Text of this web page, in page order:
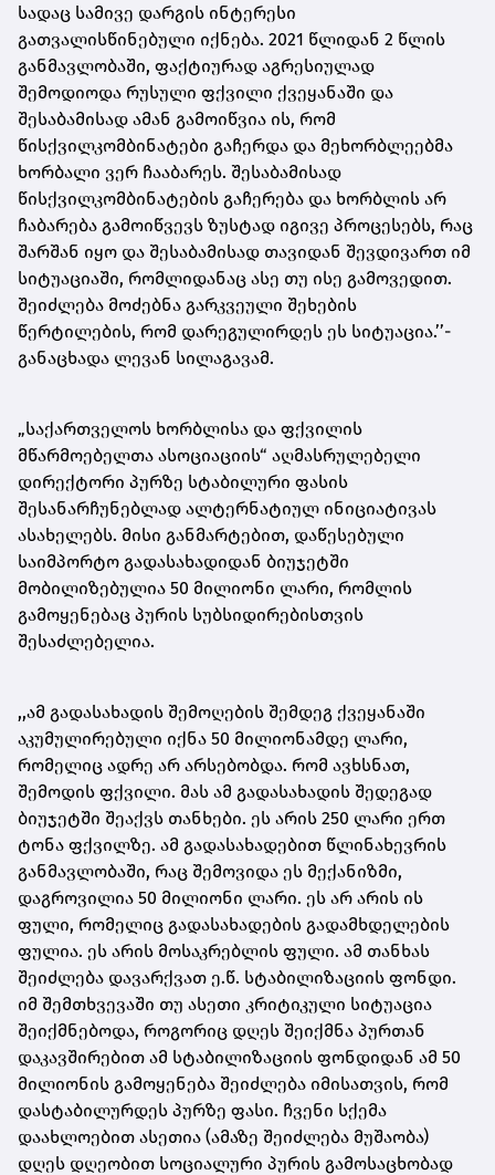
სადაც სამივე დარგის ინტერესი
გათვალისწინებული იქნება. 2021 წლიდან 2 წლის
განმავლობაში, ფაქტიურად აგრესიულად
შემოდიოდა რუსული ფქვილი ქვეყანაში და
შესაბამისად ამან გამოიწვია ის, რომ
წისქვილკომბინატები გაჩერდა და მეხორბლეებმა
ხორბალი ვერ ჩააბარეს. შესაბამისად
წისქვილკომბინატების გაჩერება და ხორბლის არ
ჩაბარება გამოიწვევს ზუსტად იგივე პროცესებს, რაც
შარშან იყო და შესაბამისად თავიდან შევდივართ იმ
სიტუაციაში, რომლიდანაც ასე თუ ისე გამოვედით.
შეიძლება მოძებნა გარკვეული შეხების
წერტილების, რომ დარეგულირდეს ეს სიტუაცია.’’-
განაცხადა ლევან სილაგავამ.
„საქართველოს ხორბლისა და ფქვილის
მწარმოებელთა ასოციაციის“ აღმასრულებელი
დირექტორი პურზე სტაბილური ფასის
შესანარჩუნებლად ალტერნატიულ ინიციატივას
ასახელებს. მისი განმარტებით, დაწესებული
საიმპორტო გადასახადიდან ბიუჯეტში
მობილიზებულია 50 მილიონი ლარი, რომლის
გამოყენებაც პურის სუბსიდირებისთვის
შესაძლებელია.
,,ამ გადასახადის შემოღების შემდეგ ქვეყანაში
აკუმულირებული იქნა 50 მილიონამდე ლარი,
რომელიც ადრე არ არსებობდა. რომ ავხსნათ,
შემოდის ფქვილი. მას ამ გადასახადის შედეგად
ბიუჯეტში შეაქვს თანხები. ეს არის 250 ლარი ერთ
ტონა ფქვილზე. ამ გადასახადებით წლინახევრის
განმავლობაში, რაც შემოვიდა ეს მექანიზმი,
დაგროვილია 50 მილიონი ლარი. ეს არ არის ის
ფული, რომელიც გადასახადების გადამხდელების
ფულია. ეს არის მოსაკრებლის ფული. ამ თანხას
შეიძლება დავარქვათ ე.წ. სტაბილიზაციის ფონდი.
იმ შემთხვევაში თუ ასეთი კრიტიკული სიტუაცია
შეიქმნებოდა, როგორიც დღეს შეიქმნა პურთან
დაკავშირებით ამ სტაბილიზაციის ფონდიდან ამ 50
მილიონის გამოყენება შეიძლება იმისათვის, რომ
დასტაბილურდეს პურზე ფასი. ჩვენი სქემა
დაახლოებით ასეთია (ამაზე შეიძლება მუშაობა)
დღეს დღეობით სოციალური პურის გამოსაცხობად